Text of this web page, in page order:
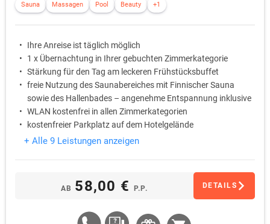
Sauna Massagen Pool Beauty +1
Ihre Anreise ist täglich möglich
1 x Übernachtung in Ihrer gebuchten Zimmerkategorie
Stärkung für den Tag am leckeren Frühstücksbuffet
freie Nutzung des Saunabereiches mit Finnischer Sauna
sowie des Hallenbades – angenehme Entspannung inklusive
WLAN kostenfrei in allen Zimmerkategorien
kostenfreier Parkplatz auf dem Hotelgelände
+ Alle 9 Leistungen anzeigen
AB 58,00 € P.P. DETAILS